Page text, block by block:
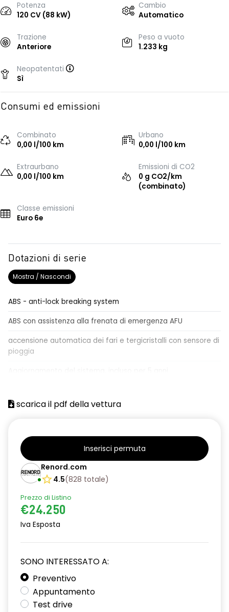
Potenza
120 CV (88 kW)
Cambio
Automatico
Trazione
Anteriore
Peso a vuoto
1.233 kg
Neopatentati
Sì
Consumi ed emissioni
Combinato
0,00 l/100 km
Urbano
0,00 l/100 km
Extraurbano
0,00 l/100 km
Emissioni di CO2
0 g CO2/km
(combinato)
Classe emissioni
Euro 6e
Dotazioni di serie
Mostra / Nascondi
ABS - anti-lock breaking system
ABS con assistenza alla frenata di emergenza AFU
accensione automatica dei fari e tergicristalli con sensore di
pioggia
posteriori
alzacristalli anteriori elettrici impulsionali
alzacristalli posteriori elettrici impulsionali
assistenza alla partenza in salita
climatizzatore automatico
distance warning avviso distanza di sicurezza
driver display 10''
eCall funzionalità soggetta a copertura di rete;
compatibilità 2G/3G o 4G/5G a seconda del veicolo
scarica il pdf della vettura
Inserisci permuta
Renord.com
4.5(828 totale)
Prezzo di Listino
€24.250
Iva Esposta
SONO INTERESSATO A:
Preventivo
Appuntamento
Test drive